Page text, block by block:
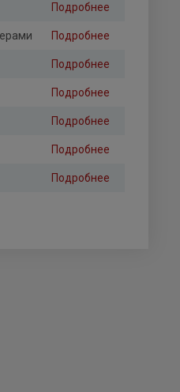
Подробнее
Подробнее
Подробнее
Подробнее
Подробнее
Подробнее
Подробнее